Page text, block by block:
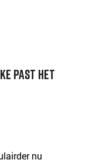
past het
nu